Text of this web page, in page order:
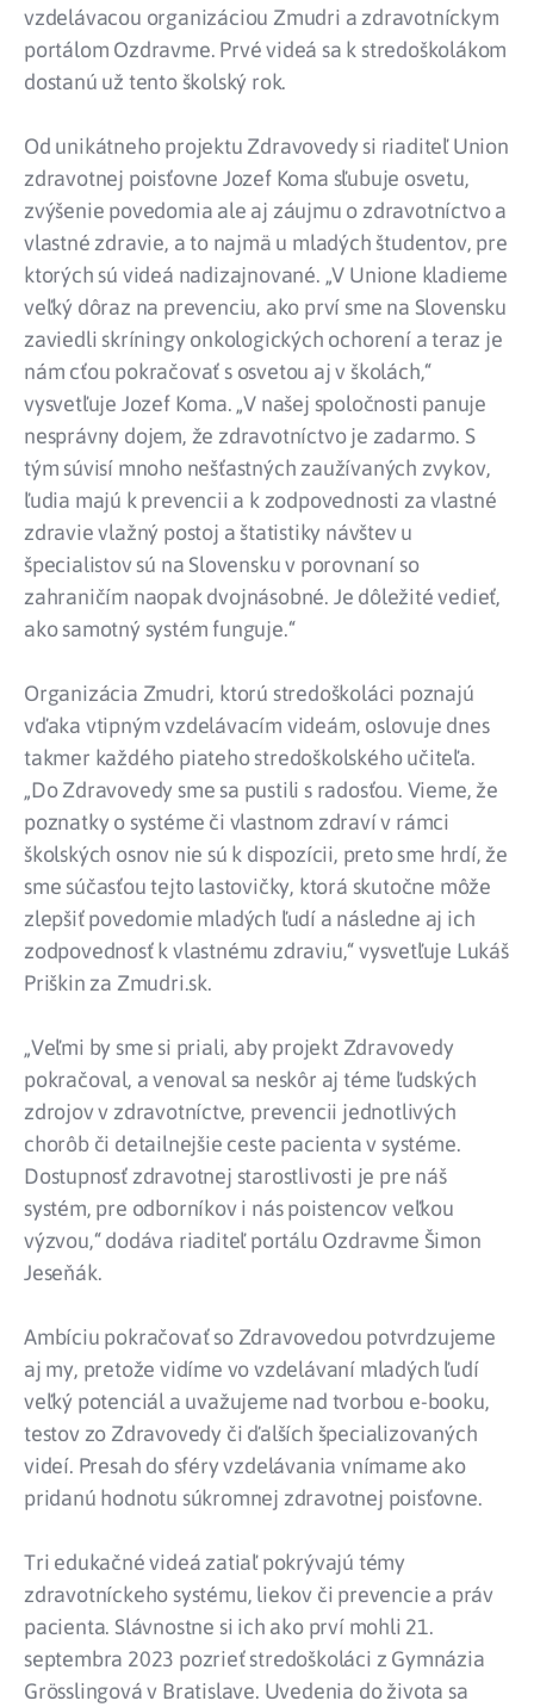
vzdelávacou organizáciou Zmudri a zdravotníckym
portálom Ozdravme. Prvé videá sa k stredoškolákom
dostanú už tento školský rok.
Od unikátneho projektu Zdravovedy si riaditeľ Union
zdravotnej poisťovne Jozef Koma sľubuje osvetu,
zvýšenie povedomia ale aj záujmu o zdravotníctvo a
vlastné zdravie, a to najmä u mladých študentov, pre
ktorých sú videá nadizajnované. „V Unione kladieme
veľký dôraz na prevenciu, ako prví sme na Slovensku
zaviedli skríningy onkologických ochorení a teraz je
nám cťou pokračovať s osvetou aj v školách,“
vysvetľuje Jozef Koma. „V našej spoločnosti panuje
nesprávny dojem, že zdravotníctvo je zadarmo. S
tým súvisí mnoho nešťastných zaužívaných zvykov,
ľudia majú k prevencii a k zodpovednosti za vlastné
zdravie vlažný postoj a štatistiky návštev u
špecialistov sú na Slovensku v porovnaní so
zahraničím naopak dvojnásobné. Je dôležité vedieť,
ako samotný systém funguje.“
Organizácia Zmudri, ktorú stredoškoláci poznajú
vďaka vtipným vzdelávacím videám, oslovuje dnes
takmer každého piateho stredoškolského učiteľa.
„Do Zdravovedy sme sa pustili s radosťou. Vieme, že
poznatky o systéme či vlastnom zdraví v rámci
školských osnov nie sú k dispozícii, preto sme hrdí, že
sme súčasťou tejto lastovičky, ktorá skutočne môže
zlepšiť povedomie mladých ľudí a následne aj ich
zodpovednosť k vlastnému zdraviu,“ vysvetľuje Lukáš
Priškin za Zmudri.sk.
„Veľmi by sme si priali, aby projekt Zdravovedy
pokračoval, a venoval sa neskôr aj téme ľudských
zdrojov v zdravotníctve, prevencii jednotlivých
chorôb či detailnejšie ceste pacienta v systéme.
Dostupnosť zdravotnej starostlivosti je pre náš
systém, pre odborníkov i nás poistencov veľkou
výzvou,“ dodáva riaditeľ portálu Ozdravme Šimon
Jeseňák.
Ambíciu pokračovať so Zdravovedou potvrdzujeme
aj my, pretože vidíme vo vzdelávaní mladých ľudí
veľký potenciál a uvažujeme nad tvorbou e-booku,
testov zo Zdravovedy či ďalších špecializovaných
videí. Presah do sféry vzdelávania vnímame ako
pridanú hodnotu súkromnej zdravotnej poisťovne.
Tri edukačné videá zatiaľ pokrývajú témy
zdravotníckeho systému, liekov či prevencie a práv
pacienta. Slávnostne si ich ako prví mohli 21.
septembra 2023 pozrieť stredoškoláci z Gymnázia
Grösslingová v Bratislave. Uvedenia do života sa